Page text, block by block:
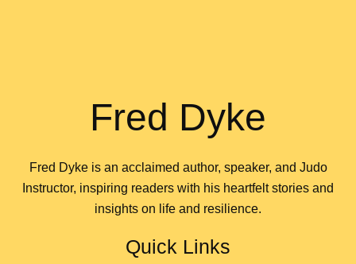
Fred Dyke
Fred Dyke is an acclaimed author, speaker, and Judo
Instructor, inspiring readers with his heartfelt stories and
insights on life and resilience.
Quick Links